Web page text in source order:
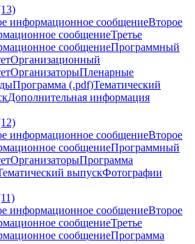
информационное сообщениеВторое
сообщениеТретье
сообщениеПрограммный
Организационный
ОрганизаторыПленарные
Программа (.pdf)Тематический
Дополнительная информация
информационное сообщениеВторое
сообщениеПрограммный
ОрганизаторыПрограмма
выпускФотографии
информационное сообщениеВторое
сообщениеТретье
сообщениеПрограмма